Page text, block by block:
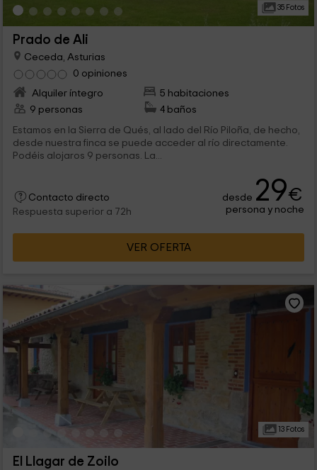
35 Fotos
Prado de Ali
Ceceda, Asturias
0 opiniones
Alquiler íntegro
5 habitaciones
9 personas
4 baños
Estamos en la Sierra de Qués, al lado del Río Piloña, de hecho,
desde nuestra finca se puede acceder al río directamente.
Podéis alojaros 9 personas. La...
Contacto directo
Respuesta superior a 72h
desde 29€
persona y noche
VER OFERTA
13 Fotos
El Llagar de Zoilo